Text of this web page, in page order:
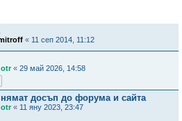
« 11 сеп 2014, 11:12
« 29 май 2026, 14:58
досъп до форума и сайта
« 11 яну 2023, 23:47